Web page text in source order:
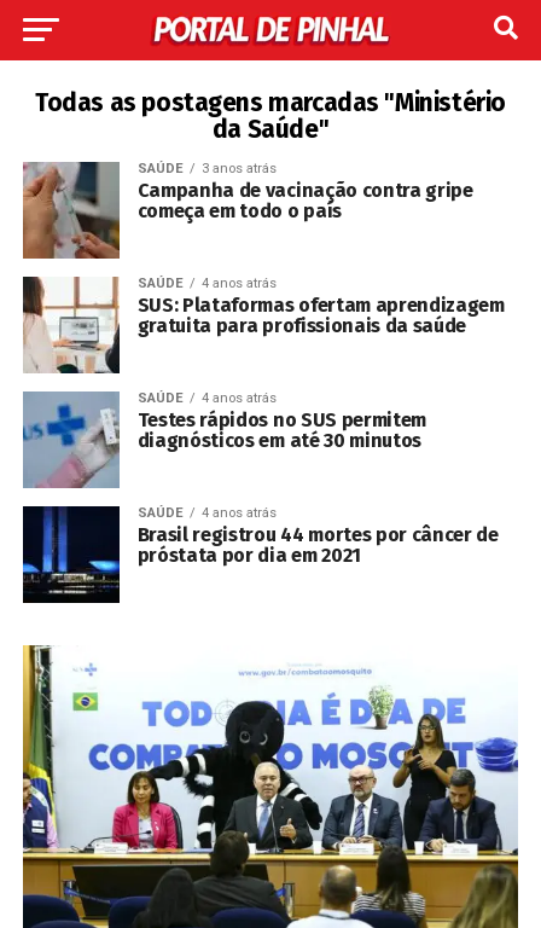
Todas as postagens marcadas "Ministério
da Saúde"
SAÚDE 3 anos atrás
Campanha de vacinação contra gripe
começa em todo o país
SAÚDE 4 anos atrás
SUS: Plataformas ofertam aprendizagem
gratuita para profissionais da saúde
SAÚDE 4 anos atrás
Testes rápidos no SUS permitem
diagnósticos em até 30 minutos
SAÚDE 4 anos atrás
Brasil registrou 44 mortes por câncer de
próstata por dia em 2021